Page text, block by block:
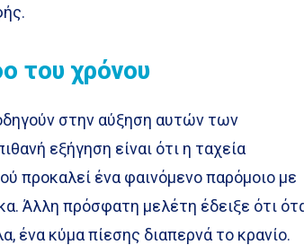
του χρόνου
στην αύξηση αυτών των
εξήγηση είναι ότι η ταχεία
προκαλεί ένα φαινόμενο παρόμοιο με
Άλλη πρόσφατη μελέτη έδειξε ότι
ένα κύμα πίεσης διαπερνά το κρανίο.